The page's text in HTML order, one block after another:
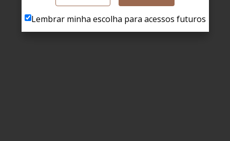
Lembrar minha escolha para acessos futuros